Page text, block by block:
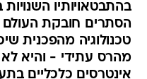
בהתבטאויותיו
הסתרים חובקת העולם
טכנולוגיה מהפכנית
מהרס עתידי - והיא
אינטרסים כלכליים